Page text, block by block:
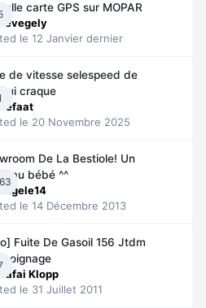
carte GPS sur MOPAR
vevegely
le 12 Janvier dernier
de vitesse selespeed de
craque
Refaat
le 20 Novembre 2025
De La Bestiole! Un
bébé ^^
angele14
le 14 Décembre 2013
Fuite De Gasoil 156 Jtdm
Kafai Klopp
le 31 Juillet 2011